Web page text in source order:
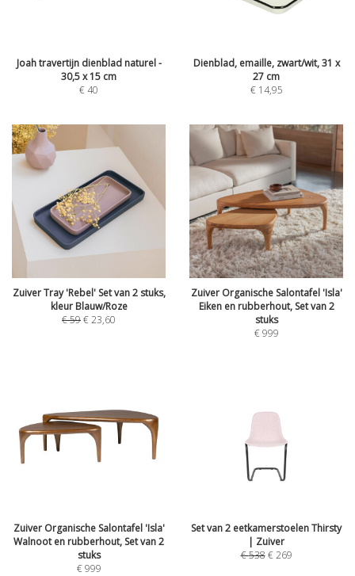
Joah travertijn dienblad naturel -
30,5 x 15 cm
€40
Dienblad, emaille, zwart/wit, 31 x
27 cm
€ 14,95
Zuiver Tray 'Rebel' Set van 2 stuks,
kleur Blauw/Roze
€59€23,60
Zuiver Organische Salontafel 'Isla'
Eiken en rubberhout, Set van 2
stuks
€999
Zuiver Organische Salontafel 'Isla'
Walnoot en rubberhout, Set van 2
stuks
€999
Set van 2 eetkamerstoelen Thirsty
| Zuiver
€538 €269